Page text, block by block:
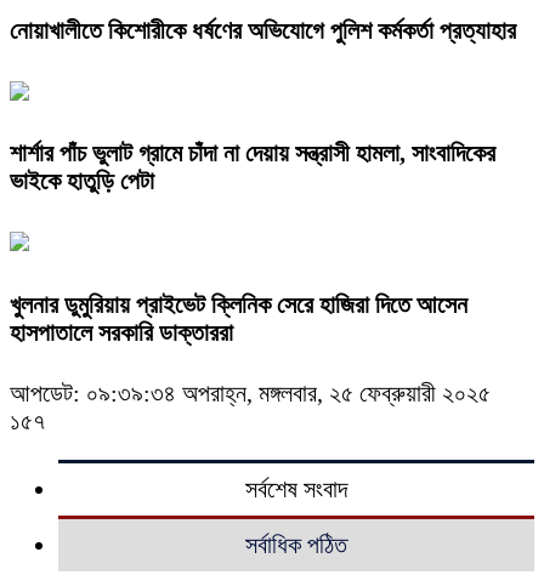
নোয়াখালীতে কিশোরীকে ধর্ষণের অভিযোগে পুলিশ কর্মকর্তা প্রত্যাহার
শার্শার পাঁচ ভুলাট গ্রামে চাঁদা না দেয়ায় সন্ত্রাসী হামলা, সাংবাদিকের
ভাইকে হাতুড়ি পেটা
খুলনার ডুমুরিয়ায় প্রাইভেট ক্লিনিক সেরে হাজিরা দিতে আসেন
হাসপাতালে সরকারি ডাক্তাররা
আপডেট: ০৯:৩৯:৩৪ অপরাহ্ন, মঙ্গলবার, ২৫ ফেব্রুয়ারী ২০২৫
১৫৭
সর্বশেষ সংবাদ
সর্বাধিক পঠিত